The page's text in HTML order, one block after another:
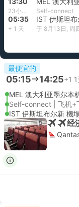
23小时5分钟 Self-connect
05:35 IST 伊斯坦
+ 1 天 于 8月13日, 周
最便宜的
05:15 14:25+1
MEL 澳大利亚墨尔本
Self-connect | 飞机+
IST 伊斯坦布尔新 機
经